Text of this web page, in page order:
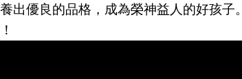
出優良的品格，成為榮神益人的好孩子